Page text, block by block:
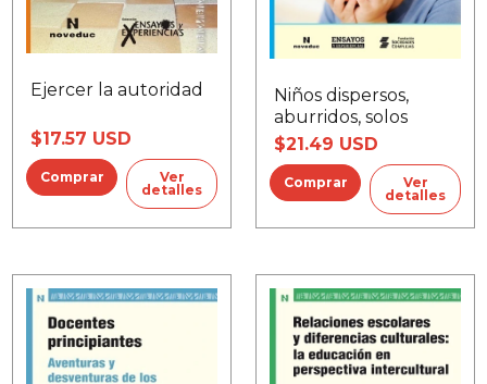
Ejercer la autoridad
$17.57 USD
Ver
detalles
Niños dispersos,
aburridos, solos
$21.49 USD
Ver
detalles